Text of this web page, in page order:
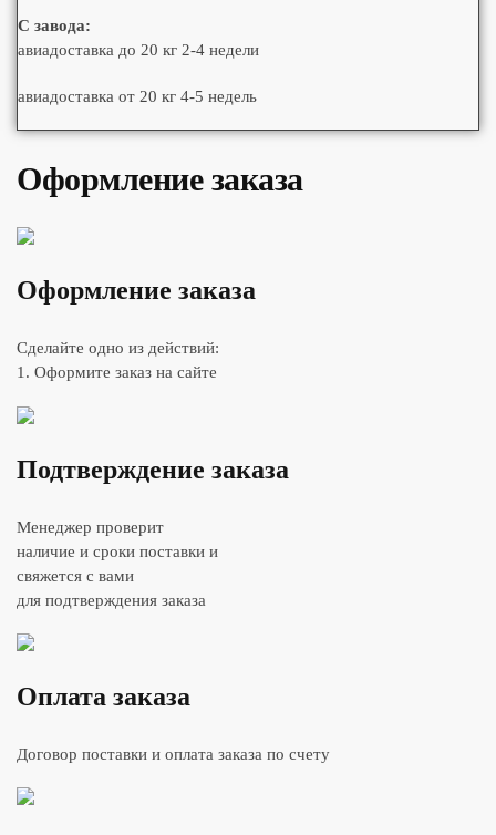
С завода:
авиадоставка до 20 кг 2-4 недели
авиадоставка от 20 кг 4-5 недель
Оформление заказа
Оформление заказа
Сделайте одно из действий:
1. Оформите заказ на сайте
Подтверждение заказа
Менеджер проверит
наличие и сроки поставки и
свяжется с вами
для подтверждения заказа
Оплата заказа
Договор поставки и оплата заказа по счету